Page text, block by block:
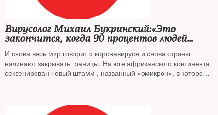
Вирусолог Михаил Букринский:«Это
закончится, когда 90 процентов людей
будут привиты»
И снова весь мир говорит о коронавирусе и снова страны
начинают закрывать границы. На юге африканского континента
секвенирован новый штамм , названный «омикрон», в котором